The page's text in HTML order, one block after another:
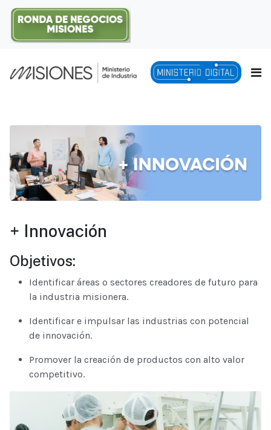
+ Innovación
Objetivos:
Identificar áreas o sectores creadores de futuro para
la industria misionera.
Identificar e impulsar las industrias con potencial
de innovación.
Promover la creación de productos con alto valor
competitivo.